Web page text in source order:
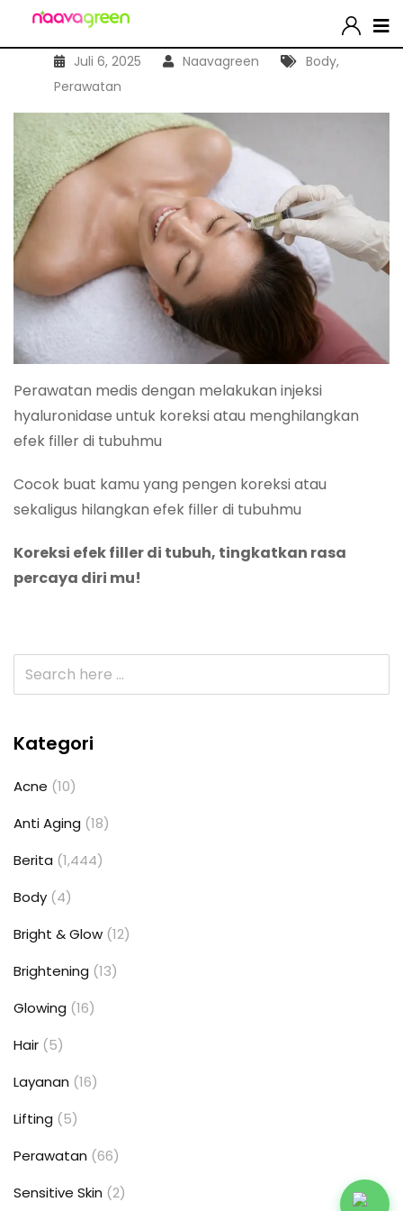
Juli 6, 2025 Naavagreen Body,
Perawatan
Perawatan medis dengan melakukan injeksi
hyaluronidase untuk koreksi atau menghilangkan
efek filler di tubuhmu
Cocok buat kamu yang pengen koreksi atau
sekaligus hilangkan efek filler di tubuhmu
Koreksi efek filler di tubuh, tingkatkan rasa
percaya diri mu!
Kategori
Acne (10)
Anti Aging (18)
Berita (1,444)
Body (4)
Bright & Glow (12)
Brightening (13)
Glowing (16)
Hair (5)
Layanan (16)
Lifting (5)
Perawatan (66)
Sensitive Skin (2)